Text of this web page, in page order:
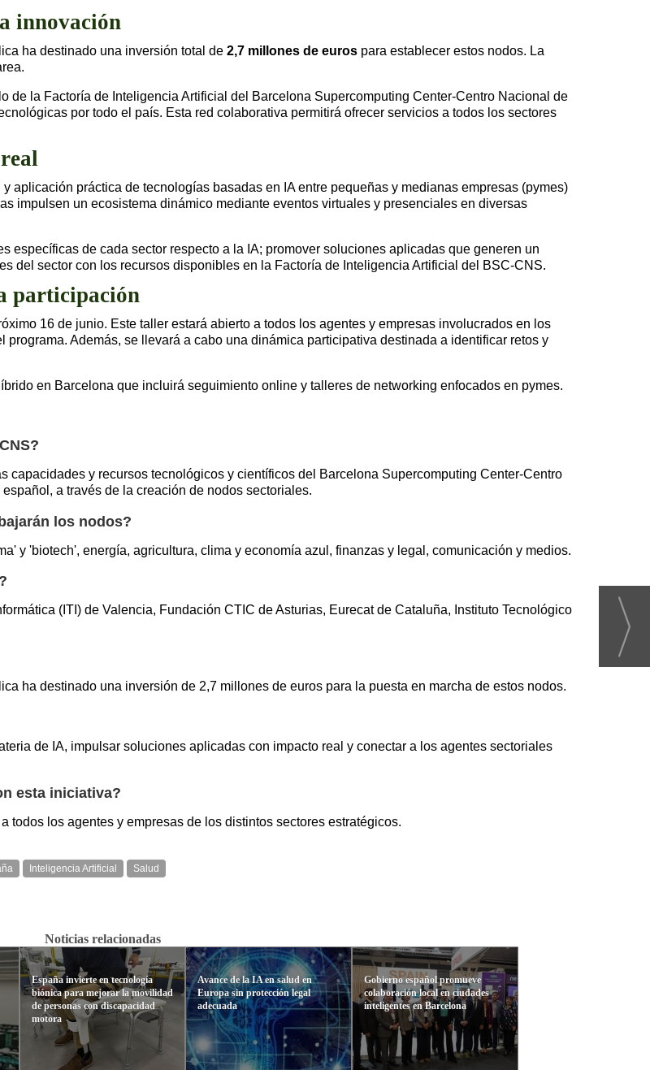
innovación
ha destinado una inversión total de 2,7 millones de euros para establecer estos nodos. La
de la Factoría de Inteligencia Artificial del Barcelona Supercomputing Center-Centro Nacional de
por todo el país. Esta red colaborativa permitirá ofrecer servicios a todos los sectores
aplicación práctica de tecnologías basadas en IA entre pequeñas y medianas empresas (pymes)
impulsen un ecosistema dinámico mediante eventos virtuales y presenciales en diversas
específicas de cada sector respecto a la IA; promover soluciones aplicadas que generen un
del sector con los recursos disponibles en la Factoría de Inteligencia Artificial del BSC-CNS.
participación
16 de junio. Este taller estará abierto a todos los agentes y empresas involucrados en los
Además, se llevará a cabo una dinámica participativa destinada a identificar retos y
en Barcelona que incluirá seguimiento online y talleres de networking enfocados en pymes.
capacidades y recursos tecnológicos y científicos del Barcelona Supercomputing Center-Centro
a través de la creación de nodos sectoriales.
los nodos?
y 'biotech', energía, agricultura, clima y economía azul, finanzas y legal, comunicación y medios.
(ITI) de Valencia, Fundación CTIC de Asturias, Eurecat de Cataluña, Instituto Tecnológico
ha destinado una inversión de 2,7 millones de euros para la puesta en marcha de estos nodos.
de IA, impulsar soluciones aplicadas con impacto real y conectar a los agentes sectoriales
esta iniciativa?
todos los agentes y empresas de los distintos sectores estratégicos.
Inteligencia Artificial Salud
Noticias relacionadas
España invierte en tecnología
biónica para mejorar la movilidad
de personas con discapacidad
motora
Avance de la IA en salud en
Europa sin protección legal
adecuada
Gobierno español promueve
colaboración local en ciudades
inteligentes en Barcelona